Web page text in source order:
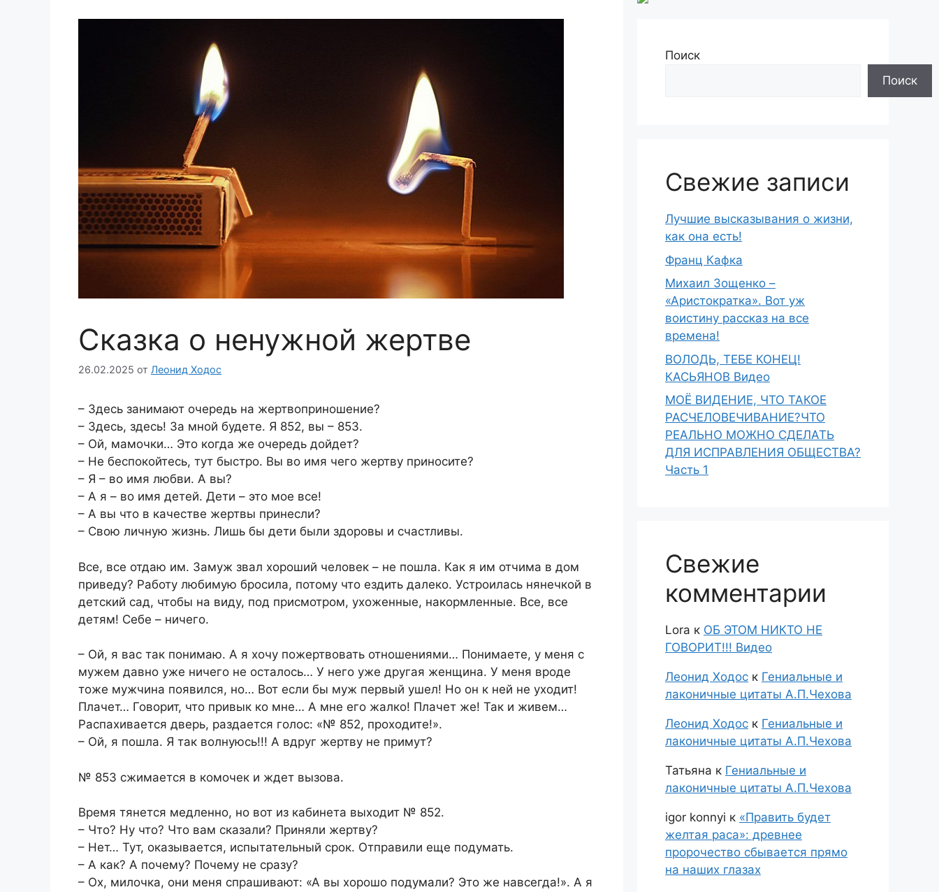
Сказка о ненужной жертве
26.02.2025 от Леонид Ходос
– Здесь занимают очередь на жертвоприношение?
– Здесь, здесь! За мной будете. Я 852, вы – 853.
– Ой, мамочки… Это когда же очередь дойдет?
– Не беспокойтесь, тут быстро. Вы во имя чего жертву приносите?
– Я – во имя любви. А вы?
– А я – во имя детей. Дети – это мое все!
– А вы что в качестве жертвы принесли?
– Свою личную жизнь. Лишь бы дети были здоровы и счастливы.
Все, все отдаю им. Замуж звал хороший человек – не пошла. Как я им отчима в дом
приведу? Работу любимую бросила, потому что ездить далеко. Устроилась нянечкой в
детский сад, чтобы на виду, под присмотром, ухоженные, накормленные. Все, все
детям! Себе – ничего.
– Ой, я вас так понимаю. А я хочу пожертвовать отношениями… Понимаете, у меня с
мужем давно уже ничего не осталось… У него уже другая женщина. У меня вроде
тоже мужчина появился, но… Вот если бы муж первый ушел! Но он к ней не уходит!
Плачет… Говорит, что привык ко мне… А мне его жалко! Плачет же! Так и живем…
Распахивается дверь, раздается голос: «№ 852, проходите!».
– Ой, я пошла. Я так волнуюсь!!! А вдруг жертву не примут?
№ 853 сжимается в комочек и ждет вызова.
Время тянется медленно, но вот из кабинета выходит № 852.
– Что? Ну что? Что вам сказали? Приняли жертву?
– Нет… Тут, оказывается, испытательный срок. Отправили еще подумать.
– А как? А почему? Почему не сразу?
– Ох, милочка, они меня спрашивают: «А вы хорошо подумали? Это же навсегда!». А я
Поиск
Поиск
Свежие записи
Лучшие высказывания о жизни,
как она есть!
Франц Кафка
Михаил Зощенко –
«Аристократка». Вот уж
воистину рассказ на все
времена!
ВОЛОДЬ, ТЕБЕ КОНЕЦ!
КАСЬЯНОВ Видео
МОЁ ВИДЕНИЕ, ЧТО ТАКОЕ
РАСЧЕЛОВЕЧИВАНИЕ?ЧТО
РЕАЛЬНО МОЖНО СДЕЛАТЬ
ДЛЯ ИСПРАВЛЕНИЯ ОБЩЕСТВА?
Часть 1
Свежие
комментарии
Lora к ОБ ЭТОМ НИКТО НЕ
ГОВОРИТ!!! Видео
Леонид Ходос к Гениальные и
лаконичные цитаты А.П.Чехова
Леонид Ходос к Гениальные и
лаконичные цитаты А.П.Чехова
Татьяна к Гениальные и
лаконичные цитаты А.П.Чехова
igor konnyi к «Править будет
желтая раса»: древнее
пророчество сбывается прямо
на наших глазах